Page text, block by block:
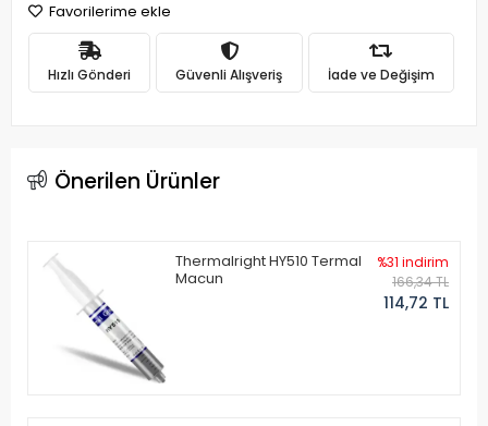
Favorilerime ekle
Hızlı Gönderi Güvenli Alışveriş İade ve Değişim
Önerilen Ürünler
Thermalright HY510 Termal
Macun
%31 indirim
166,34 TL
114,72 TL